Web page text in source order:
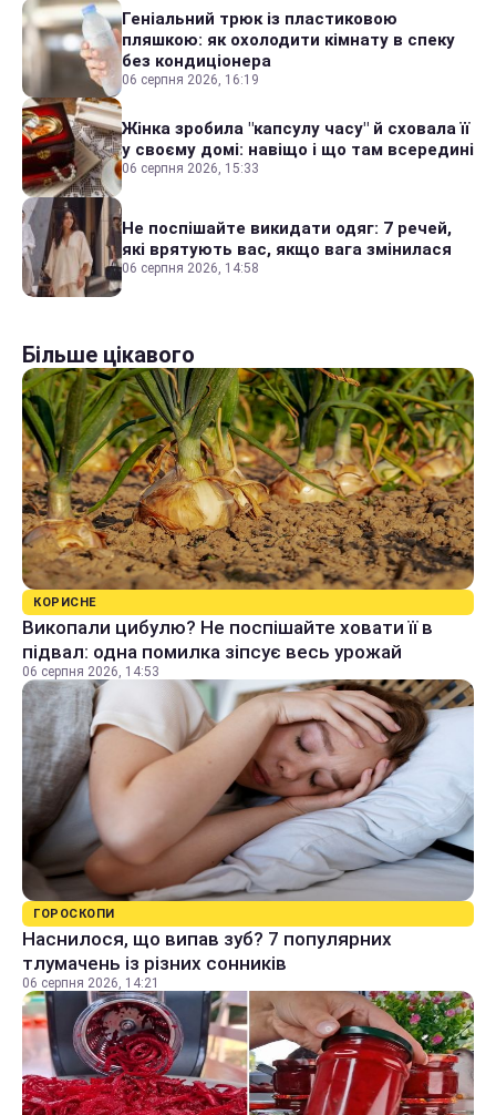
Геніальний трюк із пластиковою
пляшкою: як охолодити кімнату в спеку
без кондиціонера
06 серпня 2026, 16:19
Жінка зробила "капсулу часу" й сховала її
у своєму домі: навіщо і що там всередині
06 серпня 2026, 15:33
Не поспішайте викидати одяг: 7 речей,
які врятують вас, якщо вага змінилася
06 серпня 2026, 14:58
Більше цікавого
КОРИСНЕ
Викопали цибулю? Не поспішайте ховати її в
підвал: одна помилка зіпсує весь урожай
06 серпня 2026, 14:53
ГОРОСКОПИ
Наснилося, що випав зуб? 7 популярних
тлумачень із різних сонників
06 серпня 2026, 14:21